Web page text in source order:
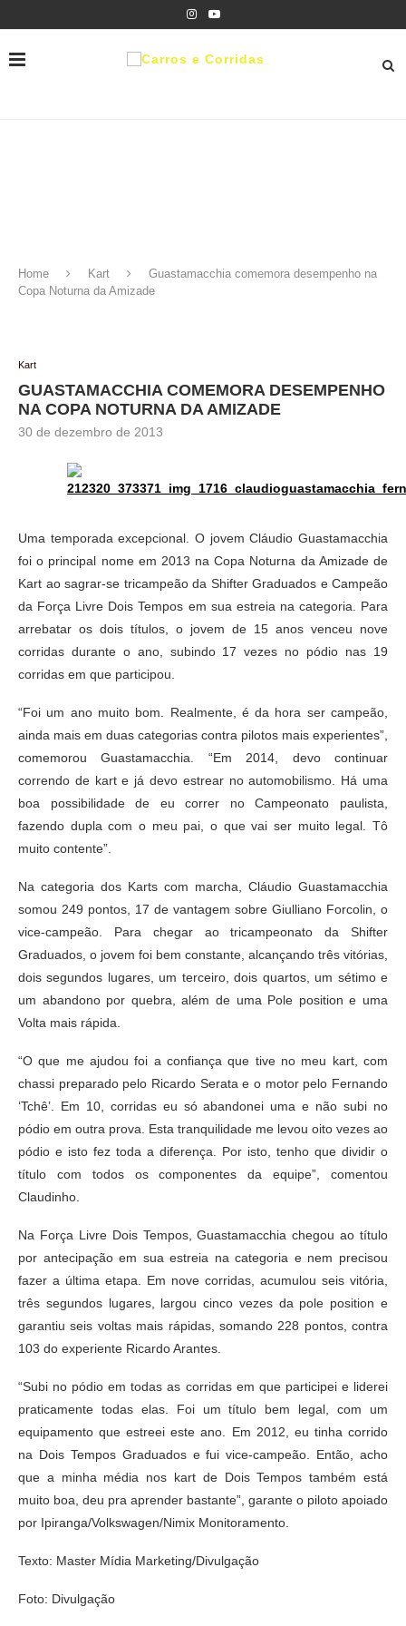
Home Kart
Guastamacchia comemora desempenho na
Copa Noturna da Amizade
Kart
GUASTAMACCHIA COMEMORA DESEMPENHO
NA COPA NOTURNA DA AMIZADE
30 de dezembro de 2013
Uma temporada excepcional. O jovem Cláudio Guastamacchia
foi o principal nome em 2013 na Copa Noturna da Amizade de
Kart ao sagrar-se tricampeão da Shifter Graduados e Campeão
da Força Livre Dois Tempos em sua estreia na categoria. Para
arrebatar os dois títulos, o jovem de 15 anos venceu nove
corridas durante o ano, subindo 17 vezes no pódio nas 19
corridas em que participou.
“Foi um ano muito bom. Realmente, é da hora ser campeão,
ainda mais em duas categorias contra pilotos mais experientes”,
comemorou Guastamacchia. “Em 2014, devo continuar
correndo de kart e já devo estrear no automobilismo. Há uma
boa possibilidade de eu correr no Campeonato paulista,
fazendo dupla com o meu pai, o que vai ser muito legal. Tô
muito contente”.
Na categoria dos Karts com marcha, Cláudio Guastamacchia
somou 249 pontos, 17 de vantagem sobre Giulliano Forcolin, o
vice-campeão. Para chegar ao tricampeonato da Shifter
Graduados, o jovem foi bem constante, alcançando três vitórias,
dois segundos lugares, um terceiro, dois quartos, um sétimo e
um abandono por quebra, além de uma Pole position e uma
Volta mais rápida.
“O que me ajudou foi a confiança que tive no meu kart, com
chassi preparado pelo Ricardo Serata e o motor pelo Fernando
‘Tchê’. Em 10, corridas eu só abandonei uma e não subi no
pódio em outra prova. Esta tranquilidade me levou oito vezes ao
pódio e isto fez toda a diferença. Por isto, tenho que dividir o
título com todos os componentes da equipe”, comentou
Claudinho.
Na Força Livre Dois Tempos, Guastamacchia chegou ao título
por antecipação em sua estreia na categoria e nem precisou
fazer a última etapa. Em nove corridas, acumulou seis vitória,
três segundos lugares, largou cinco vezes da pole position e
garantiu seis voltas mais rápidas, somando 228 pontos, contra
103 do experiente Ricardo Arantes.
“Subi no pódio em todas as corridas em que participei e liderei
praticamente todas elas. Foi um título bem legal, com um
equipamento que estreei este ano. Em 2012, eu tinha corrido
na Dois Tempos Graduados e fui vice-campeão. Então, acho
que a minha média nos kart de Dois Tempos também está
muito boa, deu pra aprender bastante”, garante o piloto apoiado
por Ipiranga/Volkswagen/Nimix Monitoramento.
Texto: Master Mídia Marketing/Divulgação
Foto: Divulgação